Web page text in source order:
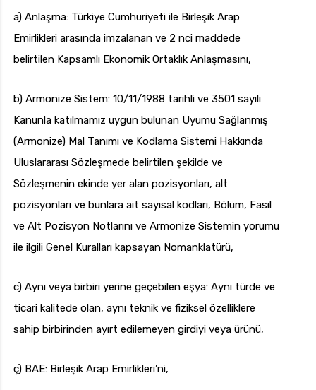
a) Anlaşma: Türkiye Cumhuriyeti ile Birleşik Arap
Emirlikleri arasında imzalanan ve 2 nci maddede
belirtilen Kapsamlı Ekonomik Ortaklık Anlaşmasını,
b) Armonize Sistem: 10/11/1988 tarihli ve 3501 sayılı
Kanunla katılmamız uygun bulunan Uyumu Sağlanmış
(Armonize) Mal Tanımı ve Kodlama Sistemi Hakkında
Uluslararası Sözleşmede belirtilen şekilde ve
Sözleşmenin ekinde yer alan pozisyonları, alt
pozisyonları ve bunlara ait sayısal kodları, Bölüm, Fasıl
ve Alt Pozisyon Notlarını ve Armonize Sistemin yorumu
ile ilgili Genel Kuralları kapsayan Nomanklatürü,
c) Aynı veya birbiri yerine geçebilen eşya: Aynı türde ve
ticari kalitede olan, aynı teknik ve fiziksel özelliklere
sahip birbirinden ayırt edilemeyen girdiyi veya ürünü,
ç) BAE: Birleşik Arap Emirlikleri’ni,